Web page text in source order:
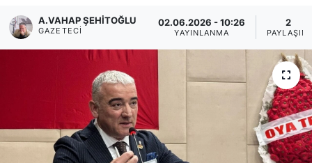
A.VAHAP ŞEHITOĞLU
GAZETECI
02.06.2026 - 10:26
YAYINLANMA
2
PAYLAŞIM
SAĞLIK
Siyaset
YEREL HABER
Haberde insan
Tanıtım
Haber Arşivi